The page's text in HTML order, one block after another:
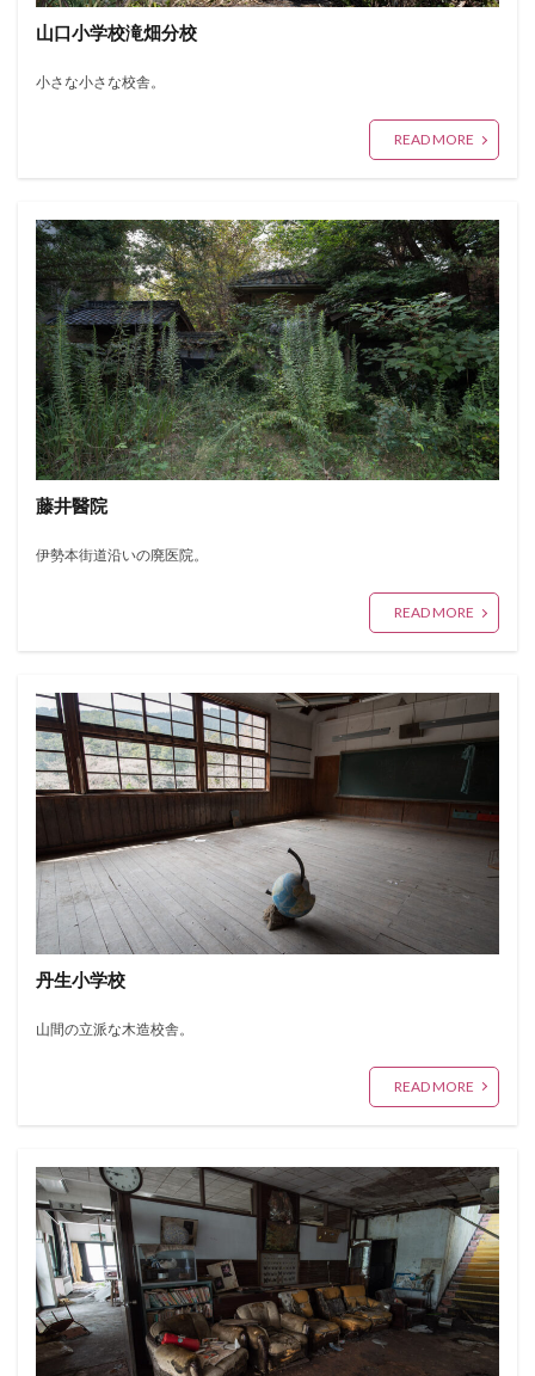
山口小学校滝畑分校
小さな小さな校舎。
READ MORE
藤井醫院
伊勢本街道沿いの廃医院。
READ MORE
丹生小学校
山間の立派な木造校舎。
READ MORE